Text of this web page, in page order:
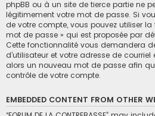
phpBB ou à un site de tierce partie ne
légitimement votre mot de passe. Si
de votre compte, vous pouvez utiliser la
mot de passe » qui est proposée par
Cette fonctionnalité vous demandera
d’utilisateur et votre adresse de
alors un nouveau mot de passe afin
contrôle de votre compte.
EMBEDDED CONTENT FROM OTHER